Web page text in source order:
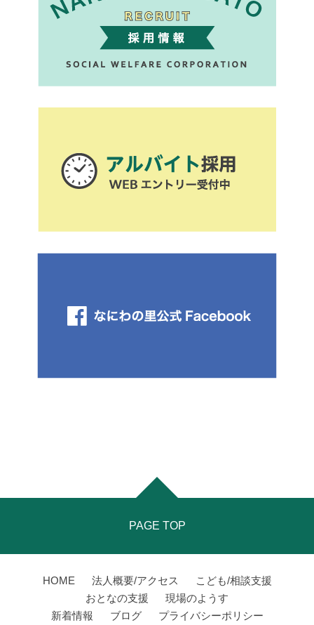
PAGE TOP
HOME 法人概要/アクセス
こども/相談支援
おとなの支援
現場のようす
新着情報
ブログ プライバシーポリシー